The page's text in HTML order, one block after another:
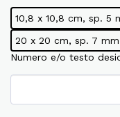
10,8 x 10,8 cm, sp. 5
20 x 20 cm, sp. 7 mm
Numero e/o testo